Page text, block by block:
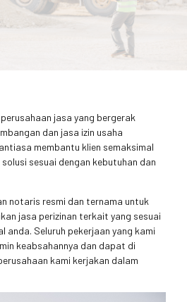
jasa yang bergerak
dan jasa izin usaha
membantu klien semaksimal
sesuai dengan kebutuhan dan
notaris resmi dan ternama untuk
jasa perizinan terkait yang sesuai
anda. Seluruh pekerjaan yang kami
keabsahannya dan dapat di
kami kerjakan dalam